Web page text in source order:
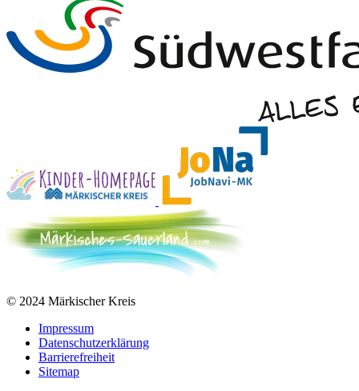
© 2024 Märkischer Kreis
Impressum
Datenschutzerklärung
Barrierefreiheit
Sitemap